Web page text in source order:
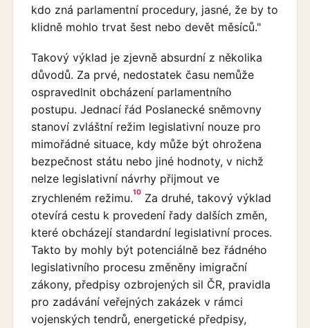
kdo zná parlamentní procedury, jasné, že by to
klidně mohlo trvat šest nebo devět měsíců."
Takový výklad je zjevně absurdní z několika
důvodů. Za prvé, nedostatek času nemůže
ospravedlnit obcházení parlamentního
postupu. Jednací řád Poslanecké sněmovny
stanoví zvláštní režim legislativní nouze pro
mimořádné situace, kdy může být ohrožena
bezpečnost státu nebo jiné hodnoty, v nichž
nelze legislativní návrhy přijmout ve
zrychleném režimu.10 Za druhé, takový výklad
otevírá cestu k provedení řady dalších změn,
které obcházejí standardní legislativní proces.
Takto by mohly být potenciálně bez řádného
legislativního procesu změněny imigrační
zákony, předpisy ozbrojených sil ČR, pravidla
pro zadávání veřejných zakázek v rámci
vojenských tendrů, energetické předpisy,